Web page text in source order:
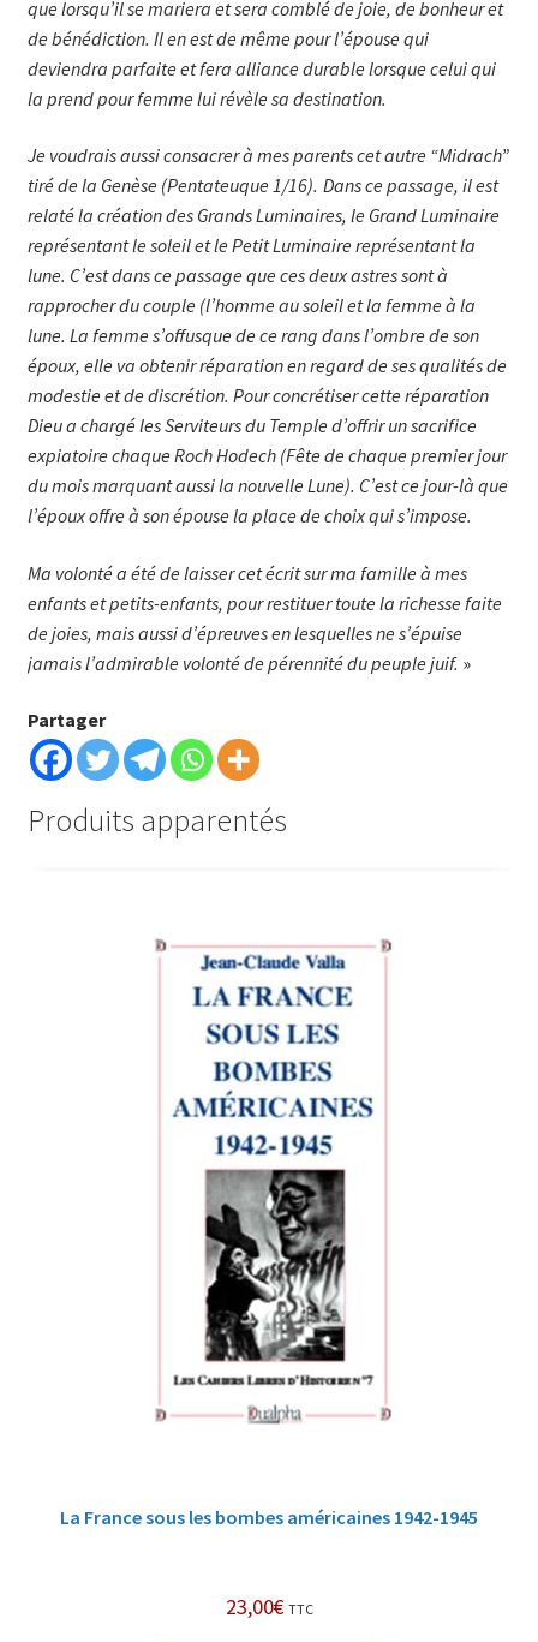
que lorsqu’il se mariera et sera comblé de joie, de bonheur et
de bénédiction. Il en est de même pour l’épouse qui
deviendra parfaite et fera alliance durable lorsque celui qui
la prend pour femme lui révèle sa destination.
Je voudrais aussi consacrer à mes parents cet autre “Midrach”
tiré de la Genèse (Pentateuque 1/16). Dans ce passage, il est
relaté la création des Grands Luminaires, le Grand Luminaire
représentant le soleil et le Petit Luminaire représentant la
lune. C’est dans ce passage que ces deux astres sont à
rapprocher du couple (l’homme au soleil et la femme à la
lune. La femme s’offusque de ce rang dans l’ombre de son
époux, elle va obtenir réparation en regard de ses qualités de
modestie et de discrétion. Pour concrétiser cette réparation
Dieu a chargé les Serviteurs du Temple d’offrir un sacrifice
expiatoire chaque Roch Hodech (Fête de chaque premier jour
du mois marquant aussi la nouvelle Lune). C’est ce jour-là que
l’époux offre à son épouse la place de choix qui s’impose.
Ma volonté a été de laisser cet écrit sur ma famille à mes
enfants et petits-enfants, pour restituer toute la richesse faite
de joies, mais aussi d’épreuves en lesquelles ne s’épuise
jamais l’admirable volonté de pérennité du peuple juif. »
Partager
Produits apparentés
La France sous les bombes américaines 1942-1945
23,00€ TTC